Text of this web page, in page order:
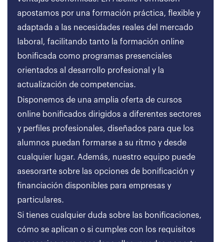
apostamos por una formación práctica, flexible y
adaptada a las necesidades reales del mercado
laboral, facilitando tanto la formación online
bonificada como programas presenciales
orientados al desarrollo profesional y la
actualización de competencias.
Disponemos de una amplia oferta de cursos
online bonificados dirigidos a diferentes sectores
y perfiles profesionales, diseñados para que los
alumnos puedan formarse a su ritmo y desde
cualquier lugar. Además, nuestro equipo puede
asesorarte sobre las opciones de bonificación y
financiación disponibles para empresas y
particulares.
Si tienes cualquier duda sobre las bonificaciones,
cómo se aplican o si cumples con los requisitos